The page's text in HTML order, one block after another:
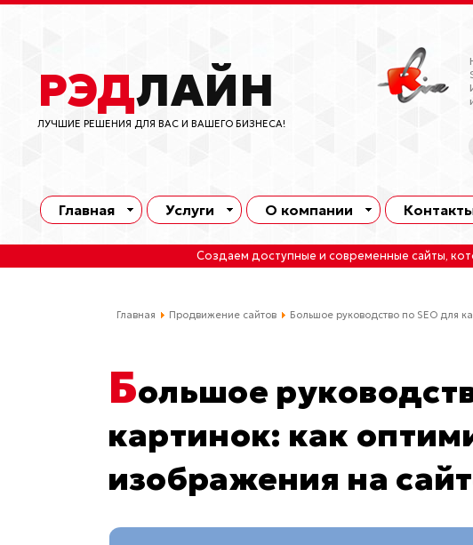
РЭДЛАЙН
ЛУЧШИЕ РЕШЕНИЯ ДЛЯ ВАС И ВАШЕГО БИЗНЕСА!
Главная Услуги О компании
Создаем доступные и современные сайты,
Главная Продвижение сайтов Большое руководство по SEO для
Большое
картинок: как
изображения на